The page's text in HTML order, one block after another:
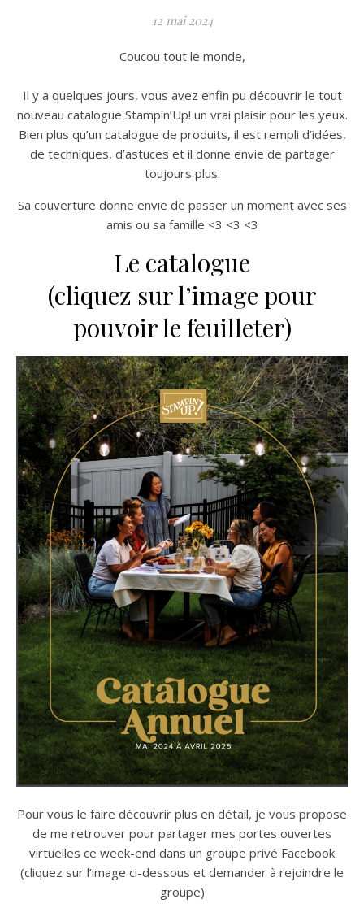
12 mai 2024
Coucou tout le monde,
Il y a quelques jours, vous avez enfin pu découvrir le tout
nouveau catalogue Stampin’Up! un vrai plaisir pour les yeux.
Bien plus qu’un catalogue de produits, il est rempli d’idées,
de techniques, d’astuces et il donne envie de partager
toujours plus.
Sa couverture donne envie de passer un moment avec ses
amis ou sa famille <3 <3 <3
Le catalogue
(cliquez sur l’image pour
pouvoir le feuilleter)
Pour vous le faire découvrir plus en détail, je vous propose
de me retrouver pour partager mes portes ouvertes
virtuelles ce week-end dans un groupe privé Facebook
(cliquez sur l’image ci-dessous et demander à rejoindre le
groupe)